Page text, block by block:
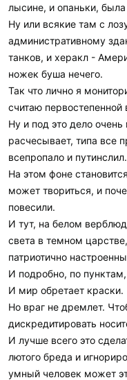
лысине, и опаньки,
Ну или всякие там с
административному
танков, и херакл -
ножек буша нечего.
Так что лично я
считаю
Ну и под это дело
расчесывает, типа все
всепропало и путинслил.
На этом фоне
может твориться, и
повесили.
И тут, на белом
света в темном
патриотично
И подробно, по
И мир обретает краски.
Но враг не дремлет.
дискредитировать
И лучше всего это
лютого бреда и
умный человек может